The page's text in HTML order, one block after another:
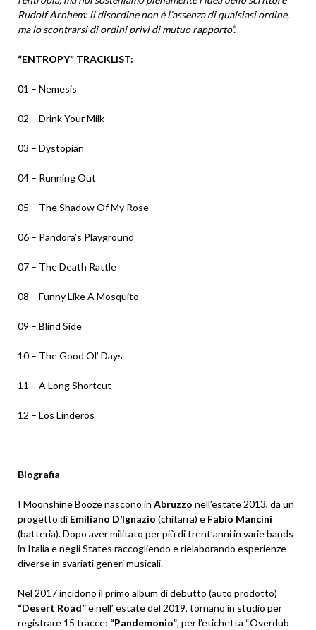
Rudolf Arnhem: il disordine non è l’assenza di qualsiasi ordine,
ma lo scontrarsi di ordini privi di mutuo rapporto”.
“ENTROPY” TRACKLIST:
01 – Nemesis
02 – Drink Your Milk
03 – Dystopian
04 – Running Out
05 – The Shadow Of My Rose
06 – Pandora’s Playground
07 – The Death Rattle
08 – Funny Like A Mosquito
09 – Blind Side
10 – The Good Ol’ Days
11 – A Long Shortcut
12 – Los Linderos
Biografia
I Moonshine Booze nascono in Abruzzo nell’estate 2013, da un
progetto di Emiliano D’Ignazio (chitarra) e Fabio Mancini
(batteria). Dopo aver militato per più di trent’anni in varie bands
in Italia e negli States raccogliendo e rielaborando esperienze
diverse in svariati generi musicali.
Nel 2017 incidono il primo album di debutto (auto prodotto)
“Desert Road”e nell’ estate del 2019, tornano in studio per
registrare 15 tracce: “Pandemonio”, per l’etichetta “Overdub